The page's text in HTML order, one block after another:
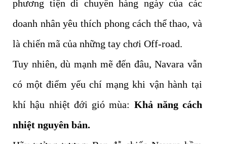
phương tiện di chuyển hàng ngày của các
doanh nhân yêu thích phong cách thể thao, và
là chiến mã của những tay chơi Off-road.
Tuy nhiên, dù mạnh mẽ đến đâu, Navara vẫn
có một điểm yếu chí mạng khi vận hành tại
khí hậu nhiệt đới gió mùa: Khả năng cách
nhiệt nguyên bản.